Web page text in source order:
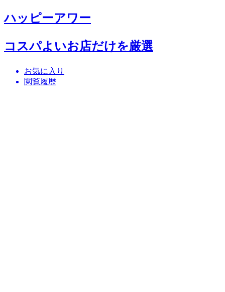
ハッピーアワー
コスパよいお店だけを厳選
お気に入り
閲覧履歴